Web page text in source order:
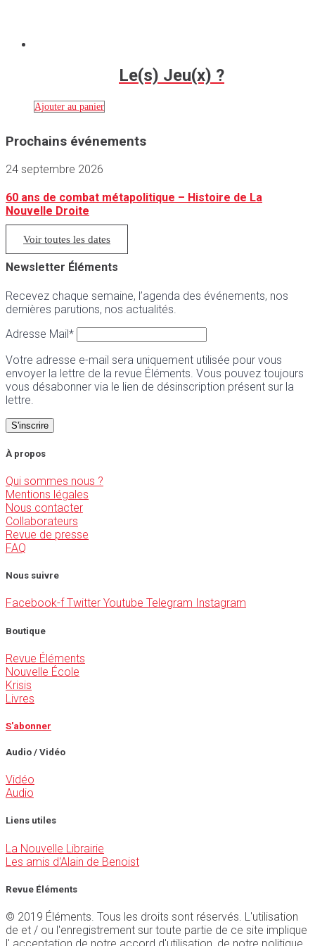
Le(s) Jeu(x) ?
Ajouter au panier
Prochains événements
24 septembre 2026
60 ans de combat métapolitique – Histoire de La
Nouvelle Droite
Voir toutes les dates
Newsletter Éléments
Recevez chaque semaine, l’agenda des événements, nos
dernières parutions, nos actualités.
Adresse Mail*
Votre adresse e-mail sera uniquement utilisée pour vous
envoyer la lettre de la revue Éléments. Vous pouvez toujours
vous désabonner via le lien de désinscription présent sur la
lettre.
À propos
Qui sommes nous ?
Mentions légales
Nous contacter
Collaborateurs
Revue de presse
FAQ
Nous suivre
Facebook-f Twitter Youtube Telegram Instagram
Boutique
Revue Éléments
Nouvelle École
Krisis
Livres
S'abonner
Audio / Vidéo
Vidéo
Audio
Liens utiles
La Nouvelle Librairie
Les amis d'Alain de Benoist
Revue Éléments
© 2019 Éléments. Tous les droits sont réservés. L'utilisation
de et / ou l'enregistrement sur toute partie de ce site implique